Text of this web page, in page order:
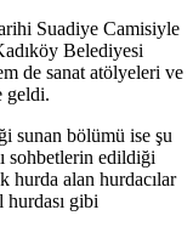
Suadiye Camisiyle
Belediyesi
de sanat atölyeleri ve
geldi.
sunan bölümü ise şu
sohbetlerin edildiği
hurda alan hurdacılar
hurdası gibi